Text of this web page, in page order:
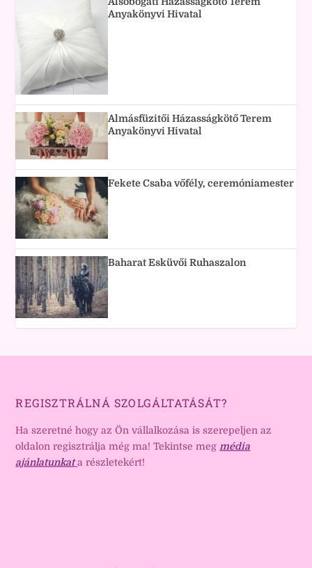
Anyakönyvi Hivatal
Almásfüzitői Házasságkötő Terem
Anyakönyvi Hivatal
Fekete Csaba vőfély, ceremóniamester
Baharat Esküvői Ruhaszalon
REGISZTRÁLNÁ SZOLGÁLTATÁSÁT?
Ha szeretné hogy az Ön vállalkozása is szerepeljen az
oldalon regisztrálja még ma! Tekintse meg média
ajánlatunkat a részletekért!